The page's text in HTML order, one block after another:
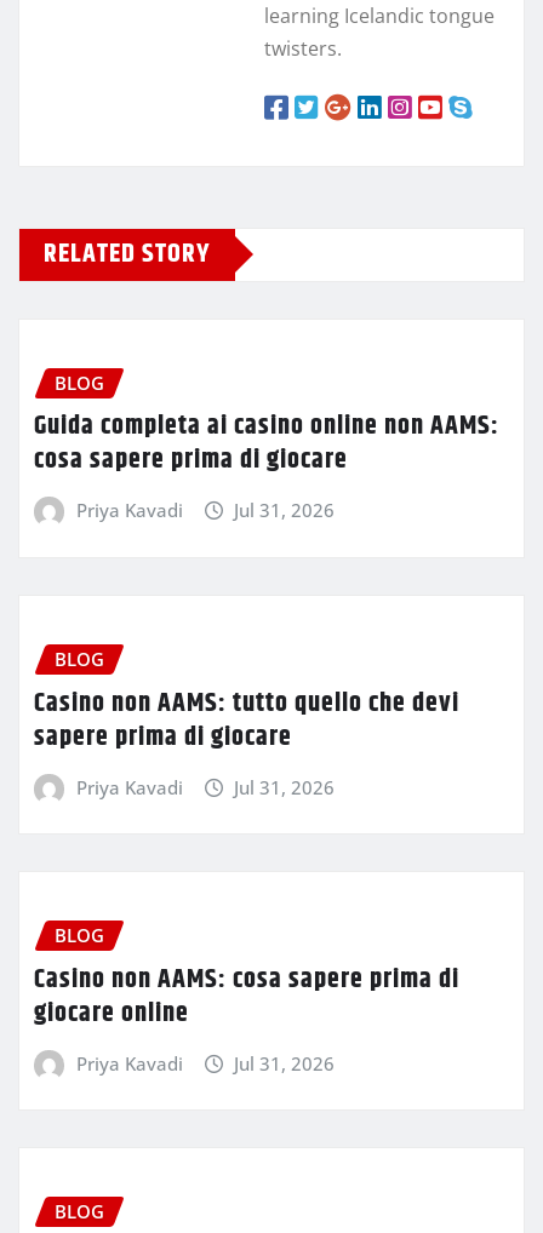
learning Icelandic tongue
twisters.
RELATED STORY
BLOG
Guida completa ai casino online non AAMS:
cosa sapere prima di giocare
Priya Kavadi Jul 31, 2026
BLOG
Casino non AAMS: tutto quello che devi
sapere prima di giocare
Priya Kavadi Jul 31, 2026
BLOG
Casino non AAMS: cosa sapere prima di
giocare online
Priya Kavadi Jul 31, 2026
BLOG